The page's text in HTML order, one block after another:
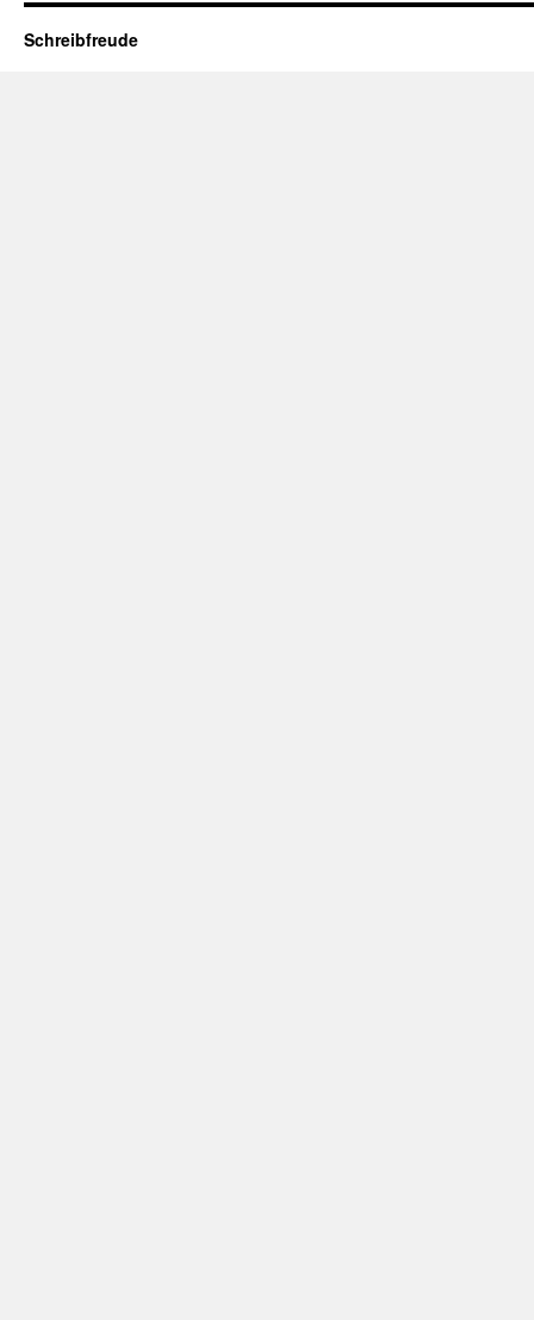
Schreibfreude